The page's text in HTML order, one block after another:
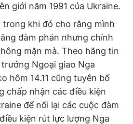
giới năm 1991 của Ukraine.
trong khi đó cho rằng mình
đàm phán nhưng chính
mặn mà. Theo hãng tin
Ngoại giao Nga
hôm 14.11 cũng tuyên bố
chấp nhận các điều kiện
để nối lại các cuộc đàm
kiện rút lực lượng Nga